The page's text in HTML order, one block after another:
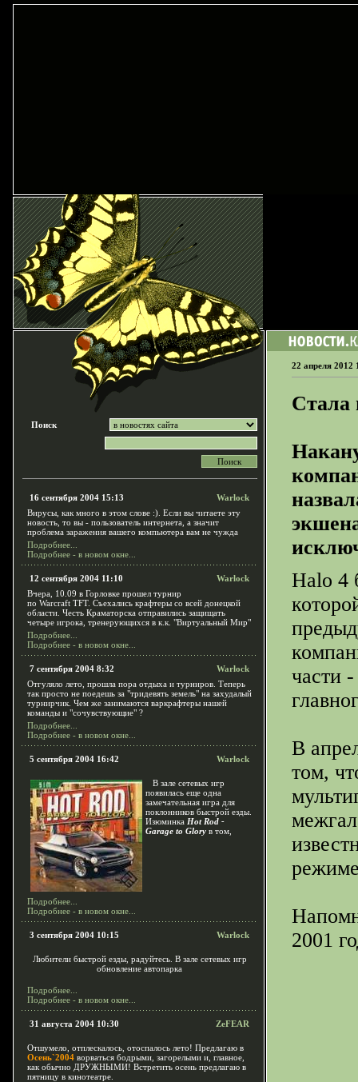
Поиск
16 сентября 2004 15:13
Warlock
Вирусы, как много в этом слове :). Если вы читаете эту
новость, то вы - пользователь интернета, а значит
проблема заражения вашего компьютера вам не чужда
Подробнее...
Подробнее - в новом окне...
12 сентября 2004 11:10
Warlock
Вчера, 10.09 в Горловке прошел турнир
по Warcraft TFT. Съехались крафтеры со всей донецкой
области. Честь Краматорска отправились защищать
четыре игрока, тренерующихся в к.к. "Виртуальный Мир"
Подробнее...
Подробнее - в новом окне...
7 сентября 2004 8:32
Warlock
Отгуляло лето, прошла пора отдыха и турниров. Теперь
так просто не поедешь за "тридевять земель" на захудалый
турнирчик. Чем же занимаются варкрафтеры нашей
команды и "сочувствующие" ?
Подробнее...
Подробнее - в новом окне...
5 сентября 2004 16:42 Warlock
В зале сетевых игр
появилась еще одна
замечательная игра для
поклонников быстрой езды.
Изюминка Hot Rod -
Garage to Glory в том,
Подробнее...
Подробнее - в новом окне...
3 сентября 2004 10:15 Warlock
Любители быстрой езды, радуйтесь. В зале сетевых игр
обновление автопарка
Подробнее...
Подробнее - в новом окне...
31 августа 2004 10:30 ZeFEAR
Отшумело, отплескалось, отоспалось лето! Предлагаю в
Осень`2004 ворваться бодрыми, загорелыми и, главное,
как обычно ДРУЖНЫМИ! Встретить осень предлагаю в
пятницу в кинотеатре.
22 апреля 2012
Стала
Halo 4
части
В
том,
2001